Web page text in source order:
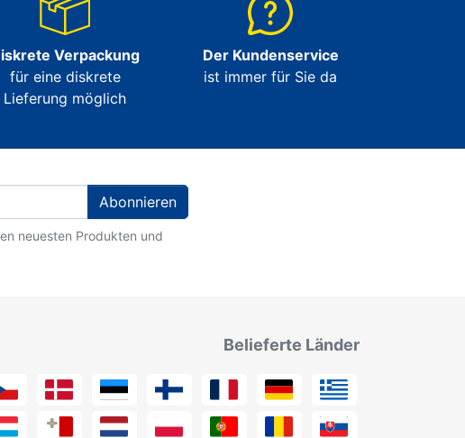
Verpackung
für eine diskrete
Lieferung möglich
Der Kundenservice
ist immer für Sie da
Abonnieren
neuesten Produkten und
Belieferte Länder